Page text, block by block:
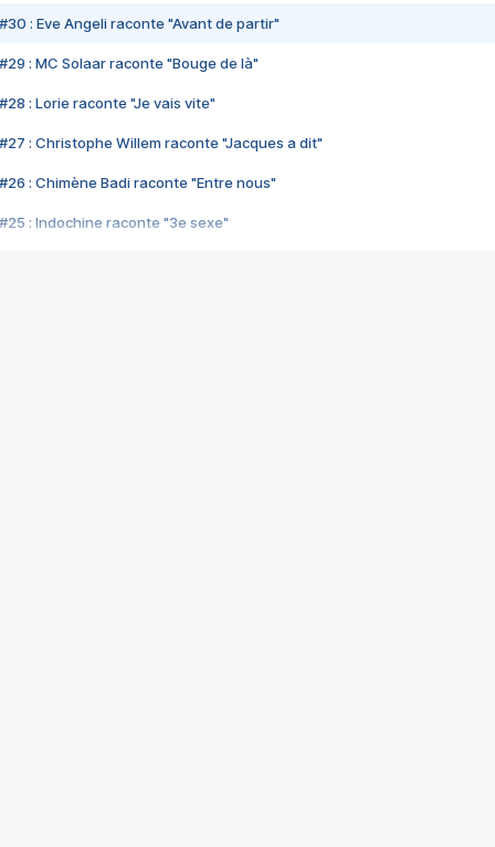
#30 : Eve Angeli raconte "Avant de partir"
#29 : MC Solaar raconte "Bouge de là"
#28 : Lorie raconte "Je vais vite"
#27 : Christophe Willem raconte "Jacques a dit"
#26 : Chimène Badi raconte "Entre nous"
#25 : Indochine raconte "3e sexe"